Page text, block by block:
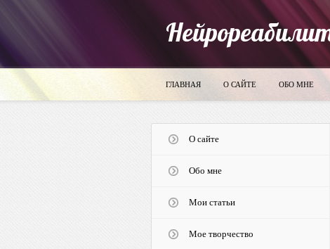
ГЛАВНАЯ О САЙТЕ ОБО МНЕ
О сайте
Обо мне
Мои статьи
Мое творчество